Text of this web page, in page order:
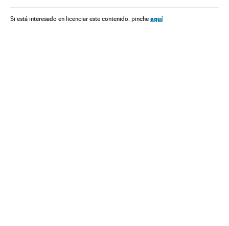
Si está interesado en licenciar este contenido, pinche aquí